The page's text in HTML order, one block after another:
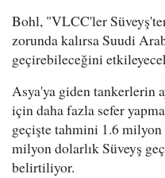
Bohl, "VLCC'ler
zorunda kalırsa Suudi
geçirebileceğini
Asya'ya giden tankerlerin
için daha fazla sefer
geçişte tahmini 1.6
milyon dolarlık Süveyş
belirtiliyor.